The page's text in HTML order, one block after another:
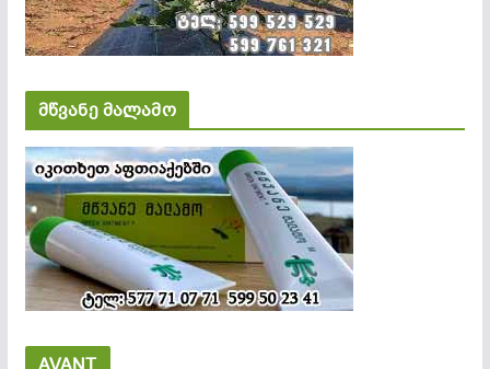
მწვანე მალამო